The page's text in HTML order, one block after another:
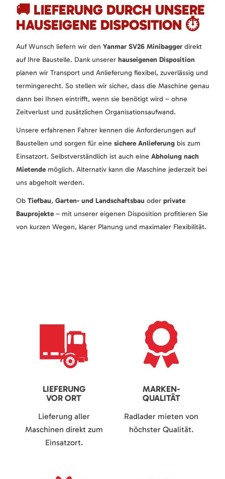
🚚 LIEFERUNG DURCH UNSERE
HAUSEIGENE DISPOSITION ⏱️
Auf Wunsch liefern wir den Yanmar SV26 Minibagger direkt
auf Ihre Baustelle. Dank unserer hauseigenen Disposition
planen wir Transport und Anlieferung flexibel, zuverlässig und
termingerecht. So stellen wir sicher, dass die Maschine genau
dann bei Ihnen eintrifft, wenn sie benötigt wird – ohne
Zeitverlust und zusätzlichen Organisationsaufwand.
Unsere erfahrenen Fahrer kennen die Anforderungen auf
Baustellen und sorgen für eine sichere Anlieferung bis zum
Einsatzort. Selbstverständlich ist auch eine Abholung nach
Mietendemöglich. Alternativ kann die Maschine jederzeit bei
uns abgeholt werden.
Ob Tiefbau, Garten- und Landschaftsbau oder private
Bauprojekte– mit unserer eigenen Disposition profitieren Sie
von kurzen Wegen, klarer Planung und maximaler Flexibilität.
LIEFERUNG
VOR ORT
Lieferung aller
Maschinen direkt zum
Einsatzort.
MARKEN-
QUALITÄT
Radlader mieten von
höchster Qualität.